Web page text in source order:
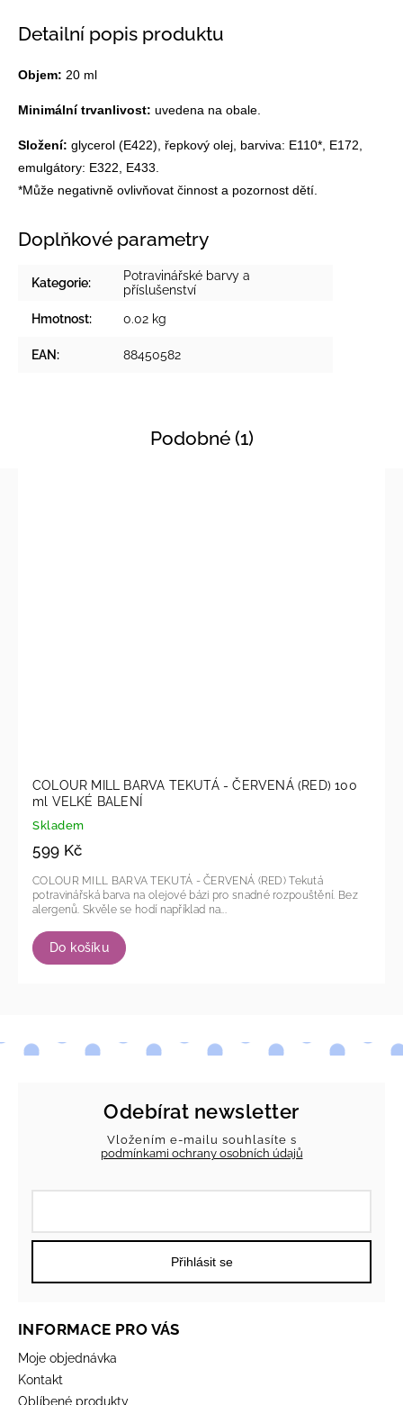
Detailní popis produktu
Objem: 20 ml
Minimální trvanlivost: uvedena na obale.
Složení: glycerol (E422), řepkový olej, barviva: E110*, E172,
emulgátory: E322, E433.
*Může negativně ovlivňovat činnost a pozornost dětí.
Doplňkové parametry
Kategorie:
Potravinářské barvy a
příslušenství
Hmotnost: 0.02 kg
EAN: 88450582
Podobné (1)
COLOUR MILL BARVA TEKUTÁ - ČERVENÁ (RED) 100
ml VELKÉ BALENÍ
Skladem
599 Kč
Do košíku
COLOUR MILL BARVA TEKUTÁ - ČERVENÁ (RED) Tekutá
potravinářská barva na olejové bázi pro snadné rozpouštění. Bez
alergenů. Skvěle se hodí například na...
Odebírat newsletter
Vložením e-mailu souhlasíte s
podmínkami ochrany osobních údajů
Přihlásit se
INFORMACE PRO VÁS
Moje objednávka
Kontakt
Oblíbené produkty